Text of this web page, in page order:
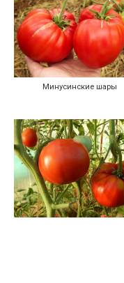
Минусинские шары